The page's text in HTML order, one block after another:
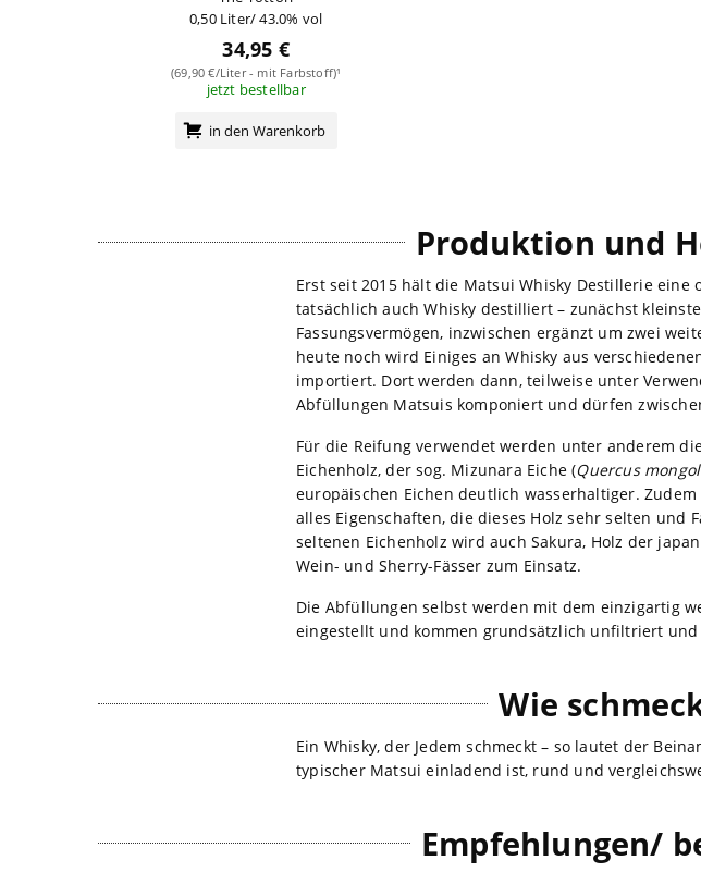
0,50 Liter/ 43.0% vol
34,95 €
(69,90 €/Liter - mit Farbstoff)¹
jetzt bestellbar
in den Warenkorb
Produktion und
Erst seit 2015 hält die Matsui Whisky Destillerie
tatsächlich auch Whisky destilliert – zunächst
Fassungsvermögen, inzwischen ergänzt um zwei
heute noch wird Einiges an Whisky aus
importiert. Dort werden dann, teilweise unter
Abfüllungen Matsuis komponiert und dürfen
Für die Reifung verwendet werden unter anderem
Eichenholz, der sog. Mizunara Eiche (Quercus
europäischen Eichen deutlich wasserhaltiger.
alles Eigenschaften, die dieses Holz sehr selten und
seltenen Eichenholz wird auch Sakura, Holz der
Wein- und Sherry-Fässer zum Einsatz.
Die Abfüllungen selbst werden mit dem einzigartig
eingestellt und kommen grundsätzlich unfiltriert
Wie
Ein Whisky, der Jedem schmeckt – so lautet der
typischer Matsui einladend ist, rund und
Empfehlungen/